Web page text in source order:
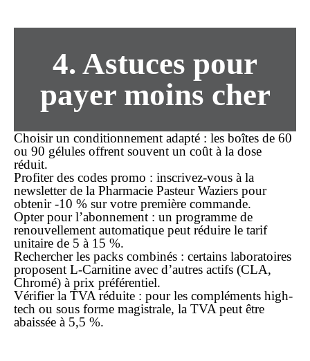
4. Astuces pour
payer moins cher
Choisir un conditionnement adapté : les boîtes de 60
ou 90 gélules offrent souvent un coût à la dose
réduit.
Profiter des codes promo : inscrivez-vous à la
newsletter de la Pharmacie Pasteur Waziers pour
obtenir -10 % sur votre première commande.
Opter pour l’abonnement : un programme de
renouvellement automatique peut réduire le tarif
unitaire de 5 à 15 %.
Rechercher les packs combinés : certains laboratoires
proposent L-Carnitine avec d’autres actifs (CLA,
Chromé) à prix préférentiel.
Vérifier la TVA réduite : pour les compléments high-
tech ou sous forme magistrale, la TVA peut être
abaissée à 5,5 %.